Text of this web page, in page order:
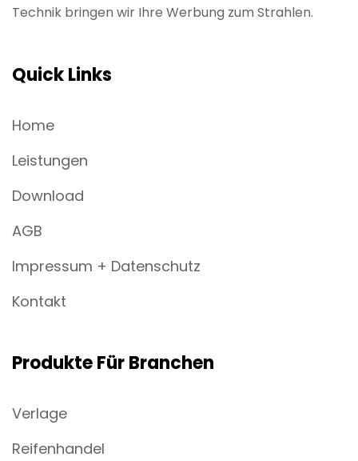
Technik bringen wir Ihre Werbung zum Strahlen.
Quick Links
Home
Leistungen
Download
AGB
Impressum + Datenschutz
Kontakt
Produkte Für Branchen
Verlage
Reifenhandel